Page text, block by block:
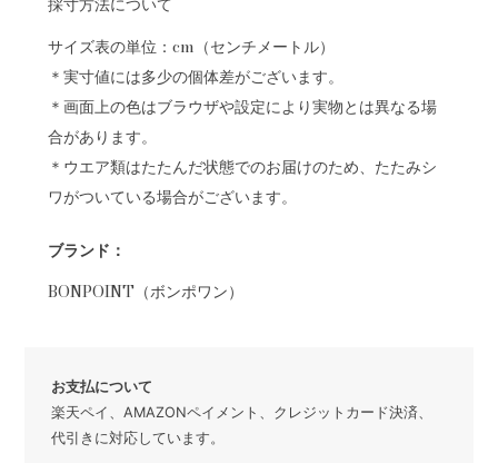
サイズ表の単位：cm（センチメートル）
＊実寸値には多少の個体差がございます。
＊画面上の色はブラウザや設定により実物とは異なる場
合があります。
＊ウエア類はたたんだ状態でのお届けのため、たたみシ
ワがついている場合がございます。
ブランド：
BONPOINT（ボンポワン）
お支払について
楽天ペイ、AMAZONペイメント、クレジットカード決済、
代引きに対応しています。